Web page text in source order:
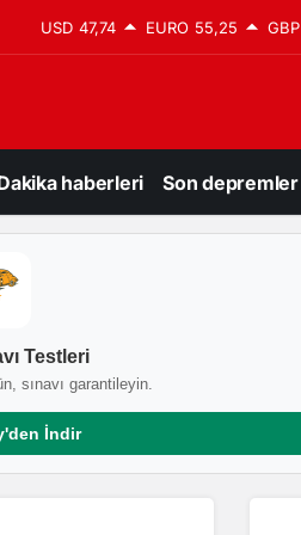
USD 47,74 EURO 55,25 GBP
haberleri Son depremler
Testleri
sınavı garantileyin.
İndir